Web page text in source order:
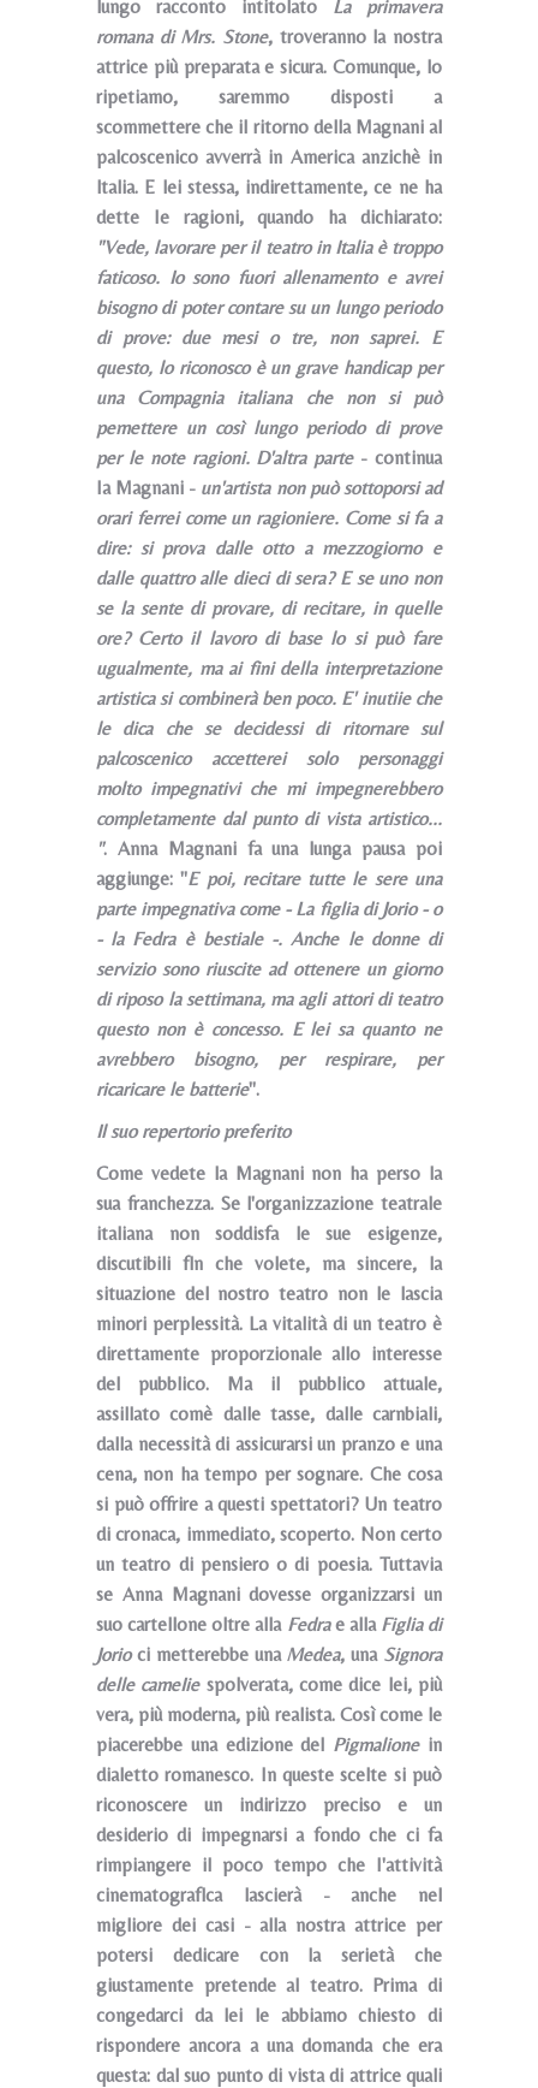
lungo racconto intitolato La primavera
romana di Mrs. Stone, troveranno la nostra
attrice più preparata e sicura.Comunque, lo
ripetiamo, saremmo disposti a
scommettere che il ritorno della Magnani al
palcoscenico avverrà in America anzichè in
ltalia. E lei stessa, indirettamente, ce ne ha
dette Ie ragioni, quando ha dichiarato:
"Vede, lavorare per il teatro in Italia è troppo
faticoso. Io sono fuori allenamento e avrei
bisogno di poter contare su un lungo periodo
di prove: due mesi o tre, non saprei. E
questo, lo riconosco è un grave handicap per
una Compagnia italiana che non si può
pemettere un così lungo periodo di prove
per le note ragioni. D'altra parte- continua
Ia Magnani - un'artista non può sottoporsi ad
orari ferrei come un ragioniere. Come si fa a
dire: si prova dalle otto a mezzogiorno e
dalle quattro alle dieci di sera? E se uno non
se la sente di provare, di recitare, in quelle
ore? Certo il lavoro di base lo si può fare
ugualmente, ma ai fini della interpretazione
artistica si combinerà ben poco. E' inutiie che
le dica che se decidessi di ritornare sul
palcoscenico accetterei solo personaggi
molto impegnativi che mi impegnerebbero
completamente dal punto di vista artistico...
". Anna Magnani fa una lunga pausa poi
aggiunge: "E poi, recitare tutte le sere una
parte impegnativa come - La figlia di Jorio - o
- la Fedra è bestiale -. Anche le donne di
servizio sono riuscite ad ottenere un giorno
di riposo la settimana, ma agli attori di teatro
questo non è concesso. E lei sa quanto ne
avrebbero bisogno, per respirare, per
ricaricare le batterie".
Il suo repertorio preferito
Come vedete la Magnani non ha perso la
sua franchezza. Se l'organizzazione teatrale
italiana non soddisfa le sue esigenze,
discutibili fln che volete, ma sincere, la
situazione del nostro teatro non le lascia
minori perplessità. La vitalità di un teatro è
direttamente proporzionale allo interesse
del pubblico. Ma il pubblico attuale,
assillato comè dalle tasse, dalle carnbiali,
dalla necessità di assicurarsi un pranzo e una
cena, non ha tempo per sognare. Che cosa
si può offrire a questi spettatori? Un teatro
di cronaca, immediato, scoperto. Non certo
un teatro di pensiero o di poesia. Tuttavia
se Anna Magnani dovesse organizzarsi un
suo cartellone oltre alla Fedrae alla Figlia di
Jorioci metterebbe una Medea, una Signora
delle cameIiespolverata, come dice lei, più
vera, più moderna, più realista. Così come le
piacerebbe una edizione del Pigmalionein
dialetto romanesco. In queste scelte si può
riconoscere un indirizzo preciso e un
desiderio di impegnarsi a fondo che ci fa
rimpiangere il poco tempo che I'attività
cinematograflca lascierà - anche nel
migliore dei casi - alla nostra attrice per
potersi dedicare con la serietà che
giustamente pretende al teatro. Prima di
congedarci da lei le abbiamo chiesto di
rispondere ancora a una domanda che era
questa: dal suo punto di vista di attrice quali